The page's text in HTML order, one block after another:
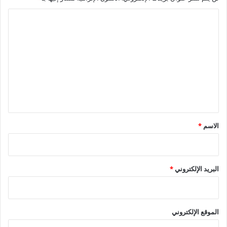
*
الاسم *
البريد الإلكتروني*
الموقع الإلكتروني